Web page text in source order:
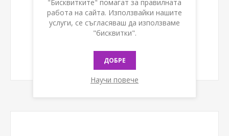
"Бисквитките" помагат за правилната
работа на сайта. Използвайки нашите
услуги, се съгласяваш да използваме
"бисквитки".
ДОБРЕ
Научи повече